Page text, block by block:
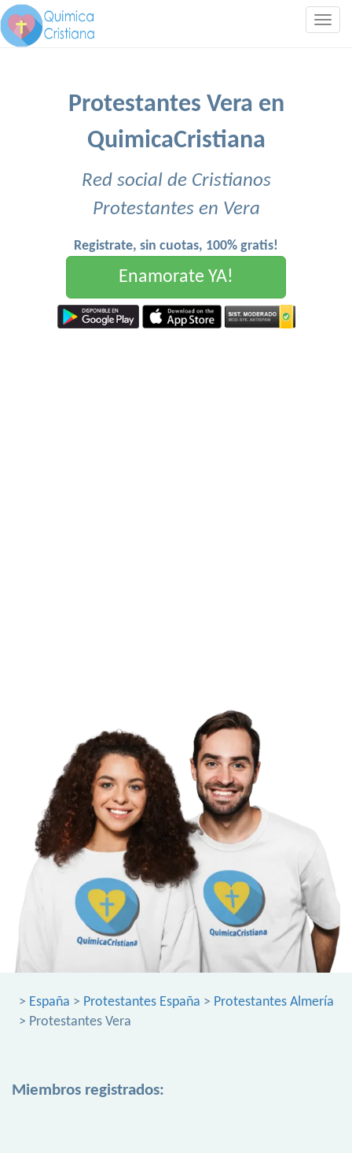
Protestantes Vera en
QuimicaCristiana
Red social de Cristianos
Protestantes en Vera
Registrate, sin cuotas, 100% gratis!
Enamorate YA!
> España > Protestantes España > Protestantes Almería
> Protestantes Vera
Miembros registrados: